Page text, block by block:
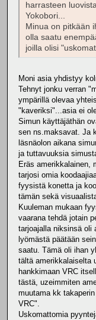
harrasteen
Yokobori...
Minua on pitkään
olla saatu
joilla olisi
Moni asia yhdistyy
Tehnyt jonku verran
ympärillä olevaa
"kaveriksi"...asia ei
Simun käyttäjäthän
sen ns.maksavat. Ja
läsnäolon aikana
ja tuttavuuksia
Eräs amerikkalainen,
tarjosi omia
fyysistä konetta ja
tämän sekä
Kuuleman mukaan
vaarana tehdä jotain
tarjoajalla niksinsä oli
lyömästä päätään
saatu. Tämä oli ihan
tältä amerikkalaiselta
hankkimaan VRC
tästä, uzeimmiten
muutama kk
VRC".
Uskomattomia